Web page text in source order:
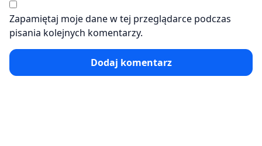
Zapamiętaj moje dane w tej przeglądarce podczas
pisania kolejnych komentarzy.
Dodaj komentarz